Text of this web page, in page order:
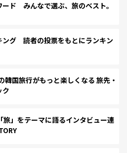
ド みんなで選ぶ、旅のベスト。
ング 読者の投票をもとにランキン
国旅行がもっと楽しくなる 旅先・
ク
旅」をテーマに語るインタビュー連